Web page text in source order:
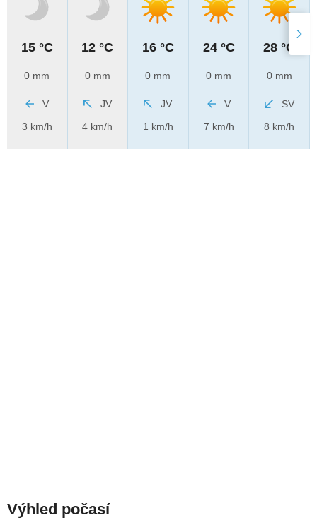
15 °C
0 mm
V
3 km/h
12 °C
0 mm
JV
4 km/h
16 °C
0 mm
JV
1 km/h
24 °C
0 mm
V
7 km/h
28 °C
0 mm
SV
8 km/h
Výhled počasí